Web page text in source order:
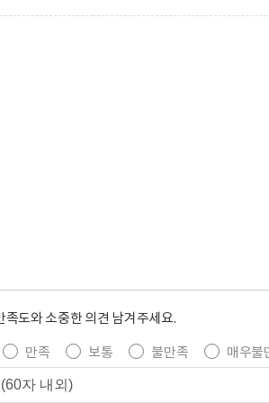
족도와 소중한 의견 남겨주세요.
만족 보통 불만족 매우불